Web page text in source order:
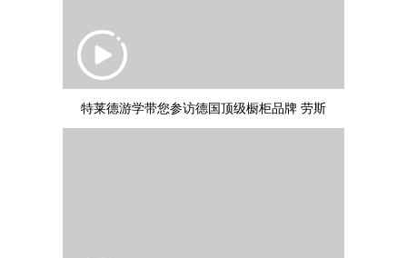
特莱德游学带您参访德国顶级橱柜品牌 劳斯